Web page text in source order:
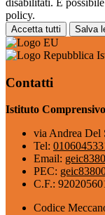
disabilitati. È
policy.
Accetta tutti Salva
Contatti
Istituto
via Andrea Del
Tel:
Email:
PEC:
C.F.:
Codice